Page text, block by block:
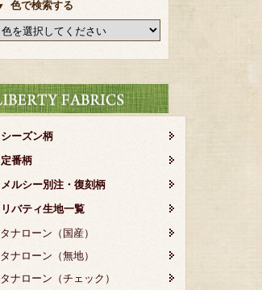
色で検索する
シーズン柄
定番柄
メルシー別注・復刻柄
リバティ生地一覧
タナローン（国産）
タナローン（無地）
タナローン（チェック）